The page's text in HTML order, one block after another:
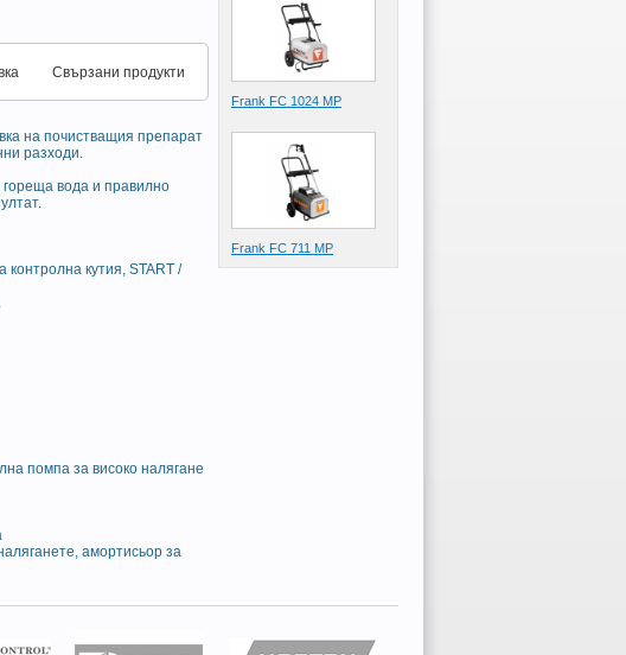
Свързани продукти
на почистващия препарат
разходи.
гореща вода и правилно
контролна кутия, START /
помпа за високо налягане
амортисьор за
Frank FC 1024 MP
Frank FC 711 MP